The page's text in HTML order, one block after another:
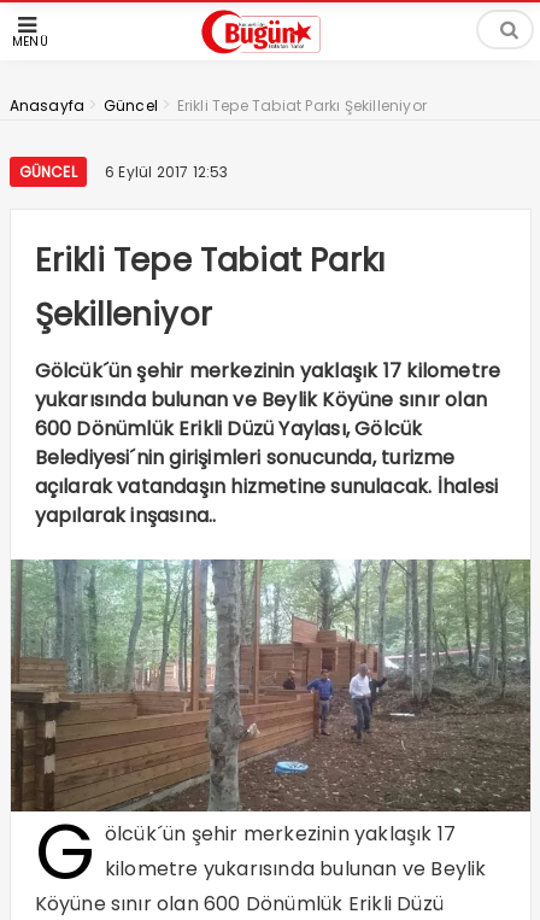
MENÜ
Anasayfa > Güncel > Erikli Tepe Tabiat Parkı Şekilleniyor
GÜNCEL 6 Eylül 2017 12:53
Erikli Tepe Tabiat Parkı
Şekilleniyor
Gölcük´ün şehir merkezinin yaklaşık 17 kilometre
yukarısında bulunan ve Beylik Köyüne sınır olan
600 Dönümlük Erikli Düzü Yaylası, Gölcük
Belediyesi´nin girişimleri sonucunda, turizme
açılarak vatandaşın hizmetine sunulacak. İhalesi
yapılarak inşasına..
G ölcük´ün şehir merkezinin yaklaşık 17
kilometre yukarısında bulunan ve Beylik
Köyüne sınır olan 600 Dönümlük Erikli Düzü